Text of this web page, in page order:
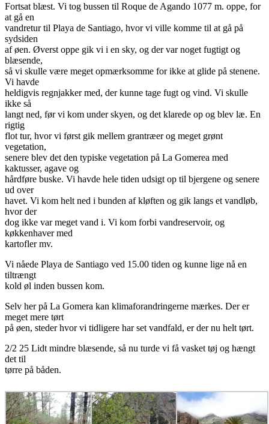
Fortsat blæst. Vi tog bussen til Roque de Agando 1077 m. oppe, for
at gå en
vandretur til Playa de Santiago, hvor vi ville komme til at gå på
sydsiden
af øen. Øverst oppe gik vi i en sky, og der var noget fugtigt og
blæsende,
så vi skulle være meget opmærksomme for ikke at glide på stenene.
Vi havde
heldigvis regnjakker med, der kunne tage fugt og vind. Vi skulle
ikke så
langt ned, før vi kom under skyen, og det klarede op og blev læ. En
rigtig
flot tur, hvor vi først gik mellem grantræer og meget grønt
vegetation,
senere blev det den typiske vegetation på La Gomerea med
kaktusser, agave og
hårdføre buske. Vi havde hele tiden udsigt op til bjergene og senere
ud over
havet. Vi kom helt ned i bunden af kløften og gik langs et vandløb,
hvor der
dog ikke var meget vand i. Vi kom forbi vandreservoir, og
køkkenhaver med
kartofler mv.
Vi nåede Playa de Santiago ved 15.00 tiden og kunne lige nå en
tiltrængt
kold øl inden bussen kom.
Selv her på La Gomera kan klimaforandringerne mærkes. Der er
meget mere tørt
på øen, steder hvor vi tidligere har set vandfald, er der nu helt tørt.
2/2 25 Lidt mindre blæsende, så nu turde vi få vasket tøj og hængt
det til
tørre på båden.